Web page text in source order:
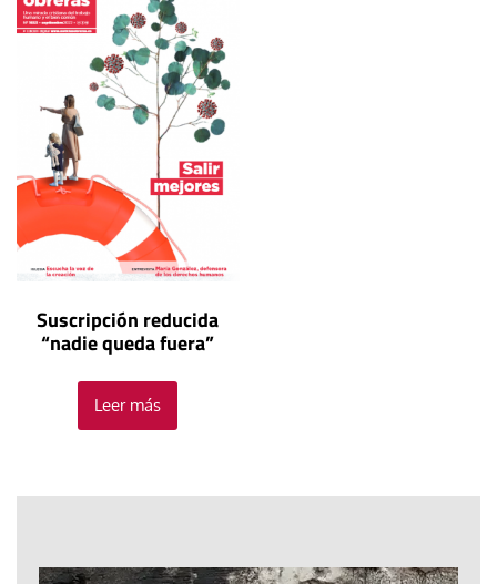
Suscripción reducida
“nadie queda fuera”
Leer más